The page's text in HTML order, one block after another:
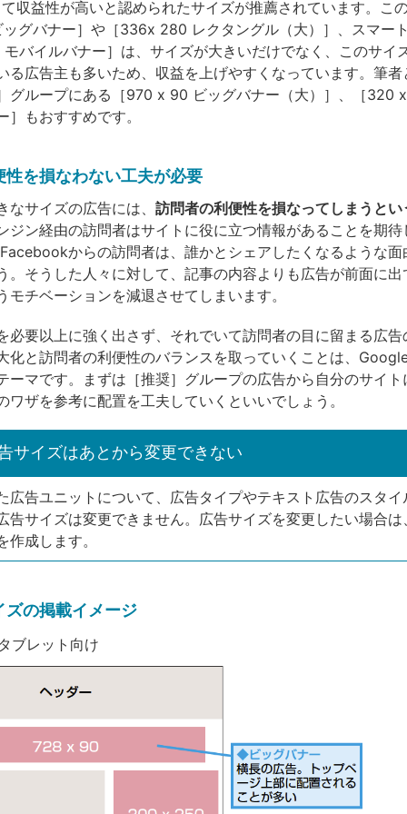
収益性が高いと認められたサイズが推薦されています。こ
グバナー］や［336x 280 レクタングル（大）］、スマー
バイルバナー］は、サイズが大きいだけでなく、このサイ
る広告主も多いため、収益を上げやすくなっています。筆者
グループにある［970 x 90 ビッグバナー（大）］、［320
］もおすすめです。
性を損なわない工夫が必要
サイズの広告には、 訪問者の利便性を損なってしまうとい
ジン経由の訪問者はサイトに役に立つ情報があることを期待
からの訪問者は、誰かとシェアしたくなるような面
。そうした人々に対して、記事の内容よりも広告が前面に
モチベーションを減退させてしまいます。
要以上に強く出さず、それでいて訪問者の目に留まる広告
化と訪問者の利便性のバランスを取っていくことは、
ーマです。まずは［推奨］グループの広告から自分のサイ
ワザを参考に配置を工夫していくといいでしょう。
サイズはあとから変更できない
広告ユニットについて、広告タイプやテキスト広告のスタイ
告サイズは変更できません。広告サイズを変更したい場合は
作成します。
ズの掲載イメージ
ブレット向け